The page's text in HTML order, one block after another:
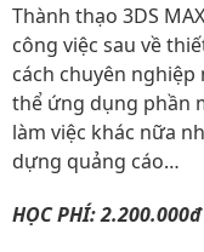
Thành thạo 3DS
công việc sau về
cách chuyên nghiệp
thể ứng dụng phần
làm việc khác nữa
dựng quảng cáo…
HỌC PHÍ: 2.200.000đ